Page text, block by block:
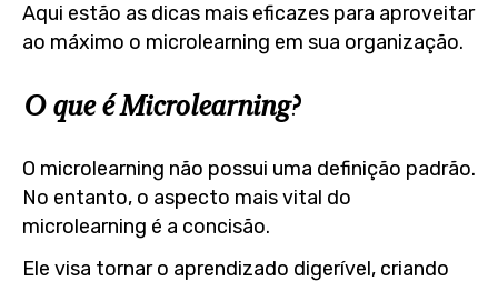
Aqui estão as dicas mais eficazes para aproveitar
ao máximo o microlearning em sua organização.
O que é Microlearning?
O microlearning não possui uma definição padrão.
No entanto, o aspecto mais vital do
microlearning é a concisão.
Ele visa tornar o aprendizado digerível, criando